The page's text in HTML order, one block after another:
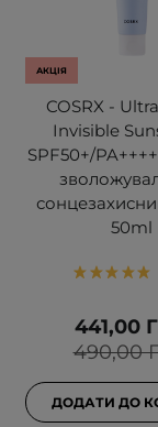
АКЦІЯ
COSRX -
Invisible
SPF50+/
50ml
490,00
441,00
ДОДАТИ ДО